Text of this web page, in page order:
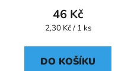
46 Kč
Měrná
2,30 Kč / 1 ks
DO KOŠÍKU